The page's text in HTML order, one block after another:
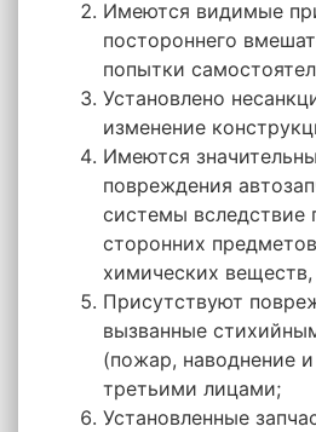
Имеются видимые
постороннего
попытки
Установлено
изменение
Имеются
повреждения
системы вследствие
сторонних
химических
Присутствуют
вызванные
(пожар, наводнение
третьими лицами;
Установленные